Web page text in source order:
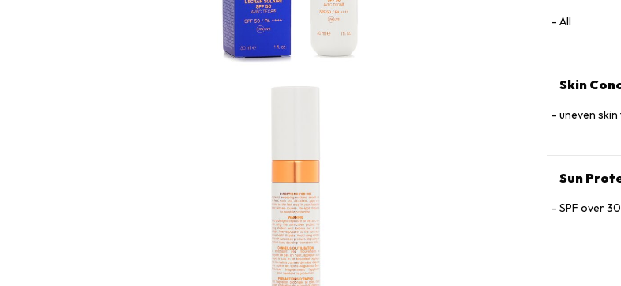
Oil, Sodium
All
Skin
uneven
Sun
SPF over 30